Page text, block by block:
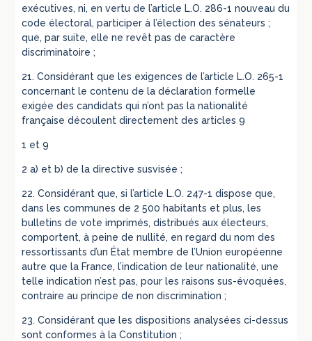
exécutives, ni, en vertu de l’article L.O. 286-1 nouveau du
code électoral, participer à l’élection des sénateurs ;
que, par suite, elle ne revêt pas de caractère
discriminatoire ;
21. Considérant que les exigences de l’article L.O. 265-1
concernant le contenu de la déclaration formelle
exigée des candidats qui n’ont pas la nationalité
française découlent directement des articles 9
1 et 9
2 a) et b) de la directive susvisée ;
22. Considérant que, si l’article L.O. 247-1 dispose que,
dans les communes de 2 500 habitants et plus, les
bulletins de vote imprimés, distribués aux électeurs,
comportent, à peine de nullité, en regard du nom des
ressortissants d’un État membre de l’Union européenne
autre que la France, l’indication de leur nationalité, une
telle indication n’est pas, pour les raisons sus-évoquées,
contraire au principe de non discrimination ;
23. Considérant que les dispositions analysées ci-dessus
sont conformes à la Constitution ;